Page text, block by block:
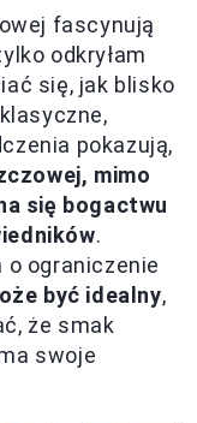
fascynują
odkryłam
się, jak blisko
pokazują,
mimo
się bogactwu
.
o ograniczenie
być idealny,
że smak
swoje